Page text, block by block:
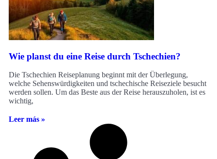
Wie planst du eine Reise durch Tschechien?
Die Tschechien Reiseplanung beginnt mit der Überlegung,
welche Sehenswürdigkeiten und tschechische Reiseziele besucht
werden sollen. Um das Beste aus der Reise herauszuholen, ist es
wichtig,
Leer más »